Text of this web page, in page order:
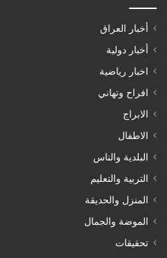
أخبار العراق
أخبار دولية
اخبار رياضية
افراح وتهاني
الابراج
الاطفال
البلدية والناس
التربية والتعليم
المنزل والحديقة
الموضة والجمال
تحقيقات